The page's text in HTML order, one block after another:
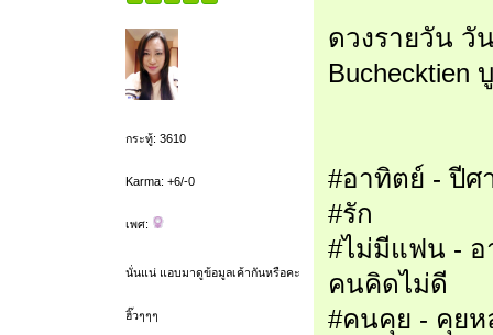
กระทู้: 3610
Karma: +6/-0
เพศ:
นั่นแน่ แอบมาดูข้อมูลเค้ากันหรือคะ
ฮิ๊วๆๆๆ
ดวงรายวัน วั
Buchecktien
#อาทิตย์ - ปี
#รัก
#ไม่มีแฟน - อ
คนคิดไม่ดี
#คนคุย - คุยห